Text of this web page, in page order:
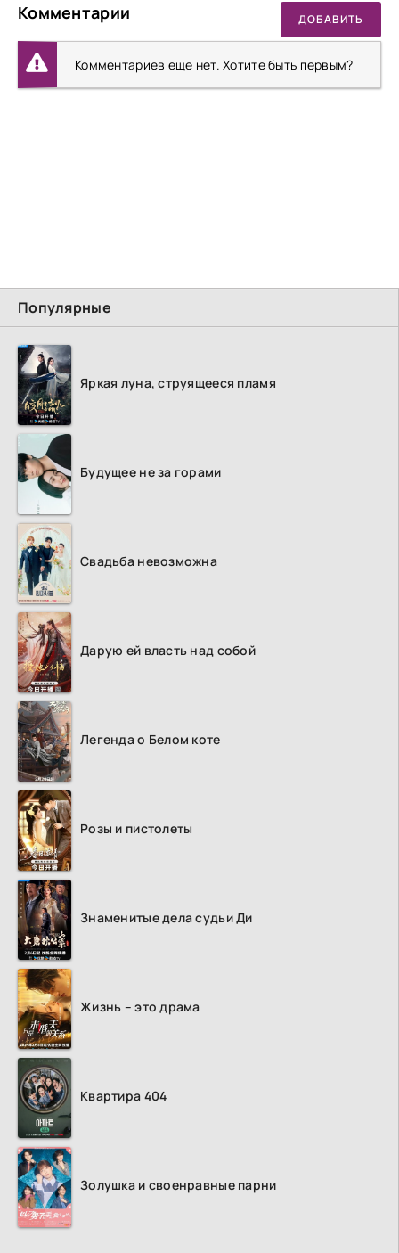
Популярные
Яркая луна, струящееся пламя
Будущее не за горами
Свадьба невозможна
Дарую ей власть над собой
Легенда о Белом коте
Розы и пистолеты
Знаменитые дела судьи Ди
Жизнь – это драма
Квартира 404
Золушка и своенравные парни
Комментарии ДОБАВИТЬ
Комментариев еще нет. Хотите быть первым?